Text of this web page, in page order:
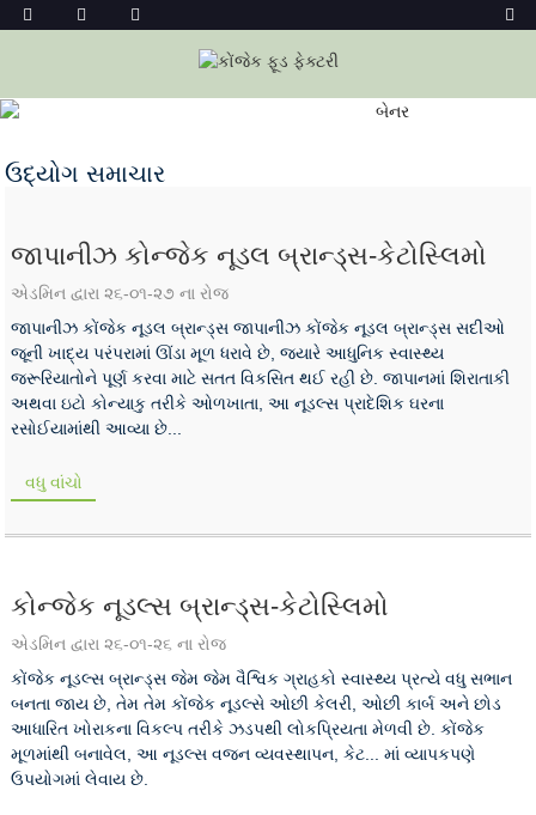
ઉદ્યોગ સમાચાર
ઉદ્યોગ સમાચાર
જાપાનીઝ કોન્જેક નૂડલ બ્રાન્ડ્સ-કેટોસ્લિમો
એડમિન દ્વારા ૨૬-૦૧-૨૭ ના રોજ
જાપાનીઝ કોંજેક નૂડલ બ્રાન્ડ્સ જાપાનીઝ કોંજેક નૂડલ બ્રાન્ડ્સ સદીઓ
જૂની ખાદ્ય પરંપરામાં ઊંડા મૂળ ધરાવે છે, જ્યારે આધુનિક સ્વાસ્થ્ય
જરૂરિયાતોને પૂર્ણ કરવા માટે સતત વિકસિત થઈ રહી છે. જાપાનમાં શિરાતાકી
અથવા ઇટો કોન્યાકુ તરીકે ઓળખાતા, આ નૂડલ્સ પ્રાદેશિક ઘરના
રસોઈયામાંથી આવ્યા છે...
વધુ વાંચો
કોન્જેક નૂડલ્સ બ્રાન્ડ્સ-કેટોસ્લિમો
એડમિન દ્વારા ૨૬-૦૧-૨૬ ના રોજ
કોંજેક નૂડલ્સ બ્રાન્ડ્સ જેમ જેમ વૈશ્વિક ગ્રાહકો સ્વાસ્થ્ય પ્રત્યે વધુ સભાન
બનતા જાય છે, તેમ તેમ કોંજેક નૂડલ્સે ઓછી કેલરી, ઓછી કાર્બ અને છોડ
આધારિત ખોરાકના વિકલ્પ તરીકે ઝડપથી લોકપ્રિયતા મેળવી છે. કોંજેક
મૂળમાંથી બનાવેલ, આ નૂડલ્સ વજન વ્યવસ્થાપન, કેટ... માં વ્યાપકપણે
ઉપયોગમાં લેવાય છે.